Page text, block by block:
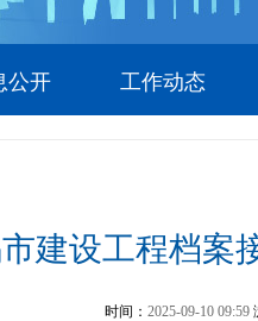
公开 工作动态
建设工程档案
时间： 2025-09-10 09:59